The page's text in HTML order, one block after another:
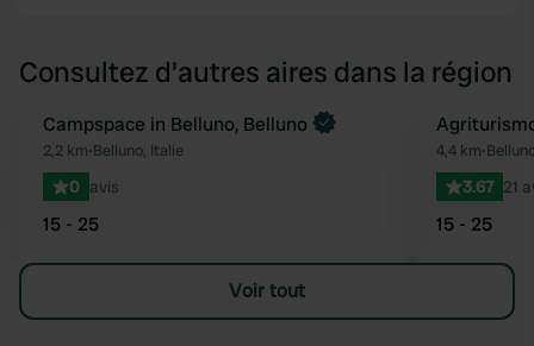
Consultez d'autres aires dans la région
Préféré
Reserve maintenant
Campspace in Belluno, Belluno
2,2 km•Belluno, Italie
0 avis
15 - 25
4,4 km•
3.67 21
15 - 25
Voir tout